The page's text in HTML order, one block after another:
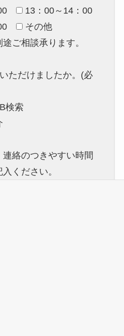
13：00～14：00
その他
ご相談承ります。
ただけましたか。(必
検索
絡のつきやすい時間
ください。